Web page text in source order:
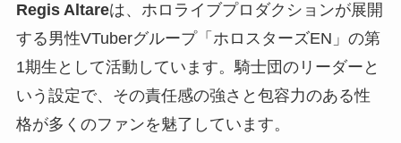
Regis Altareは、ホロライブプロダクションが展開
する男性VTuberグループ「ホロスターズEN」の第
1期生として活動しています。騎士団のリーダーと
いう設定で、その責任感の強さと包容力のある性
格が多くのファンを魅了しています。